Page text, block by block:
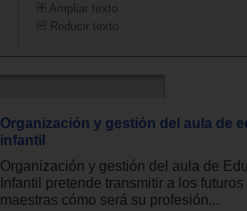
Ampliar texto
Reducir texto
Organización y gestión del aula de
infantil
Organización y gestión del aula de
Infantil pretende transmitir a los
maestras cómo será su profesión...